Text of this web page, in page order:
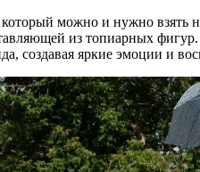
можно и нужно взять
из топиарных
создавая яркие эмоции и